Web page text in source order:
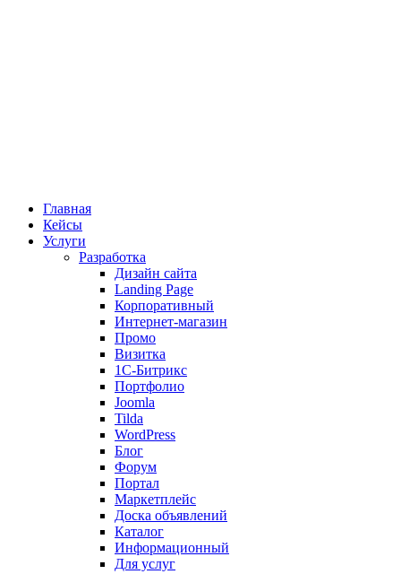
Главная
Кейсы
Услуги
Разработка
Дизайн сайта
Landing Page
Корпоративный
Интернет-магазин
Промо
Визитка
1С-Битрикс
Портфолио
Joomla
Tilda
WordPress
Блог
Форум
Портал
Маркетплейс
Доска объявлений
Каталог
Информационный
Для услуг